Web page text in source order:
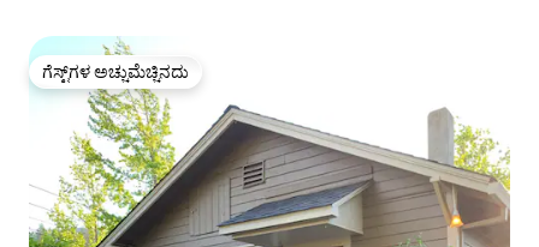
ಗೆಸ್ಟ್‌ಗಳ ಅಚ್ಚುಮೆಚ್ಚಿನದು
ಗೆಸ್ಟ್‌ಗಳ ಅಚ್ಚುಮೆಚ್ಚಿನದು